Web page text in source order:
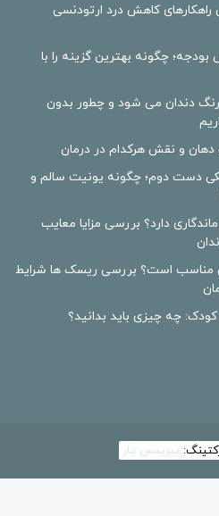
راهکارهای کاهش درد ارتودنسی
چگونه بهترین گزینه را با
رنگ دندان می شود و چطور بدون
دهان و نقش هرکدام در درمان
دست دوم؛ چگونه یونیت سالم و
دارد؟ بررسی مزایا معایب
مناسب است؟ بررسی ریسک ها شرایط
چه چیزی باید بدانید؟
بیزینس یار